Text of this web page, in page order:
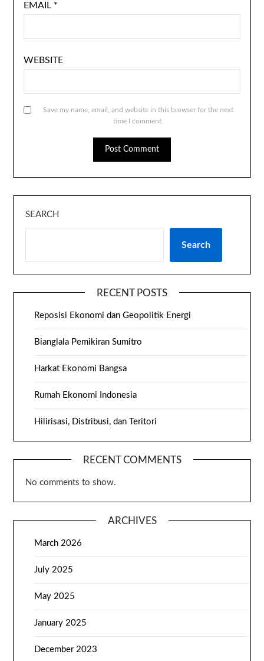
EMAIL *
WEBSITE
Save my name, email, and website in this browser for the next
time I comment.
SEARCH
Search
RECENT POSTS
Reposisi Ekonomi dan Geopolitik Energi
Bianglala Pemikiran Sumitro
Harkat Ekonomi Bangsa
Rumah Ekonomi Indonesia
Hilirisasi, Distribusi, dan Teritori
RECENT COMMENTS
No comments to show.
ARCHIVES
March 2026
July 2025
May 2025
January 2025
December 2023